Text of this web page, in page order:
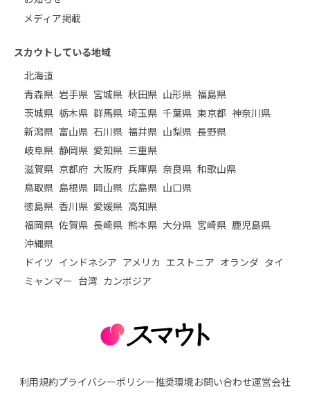
メディア掲載
スカウトしている地域
北海道
青森県 岩手県 宮城県 秋田県 山形県 福島県
茨城県 栃木県 群馬県 埼玉県 千葉県 東京都 神奈川県
新潟県 富山県 石川県 福井県 山梨県 長野県
岐阜県 静岡県 愛知県 三重県
滋賀県 京都府 大阪府 兵庫県 奈良県 和歌山県
鳥取県 島根県 岡山県 広島県 山口県
徳島県 香川県 愛媛県 高知県
福岡県 佐賀県 長崎県 熊本県 大分県 宮崎県 鹿児島県
沖縄県
ドイツ インドネシア アメリカ エストニア オランダ タイ
ミャンマー 台湾 カンボジア
利用規約プライバシーポリシー推奨環境お問い合わせ運営会社